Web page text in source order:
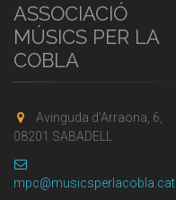
ASSOCIACIÓ
MÚSICS PER LA
COBLA
Avinguda d'Arraona, 6,
08201 SABADELL
mpc@musicsperlacobla.cat